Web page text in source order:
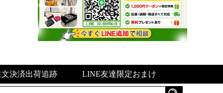
文決済出荷追跡 LINE友達限定おまけ